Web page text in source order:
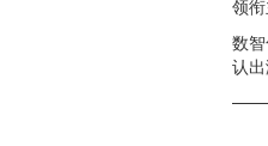
领
数
认